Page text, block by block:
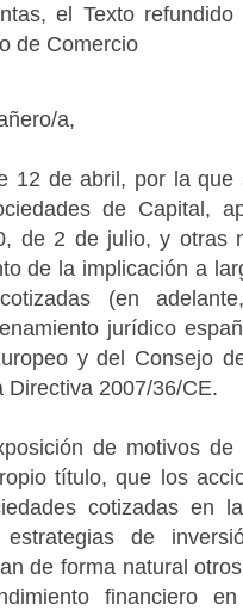
el Texto
de Comercio
a,
12 de abril, por la
de Capital,
de 2 de julio, y otras
de la implicación a
(en
jurídico
y del Consejo
Directiva 2007/36/CE.
de motivos
título, que los
cotizadas en
de
de forma natural
financiero